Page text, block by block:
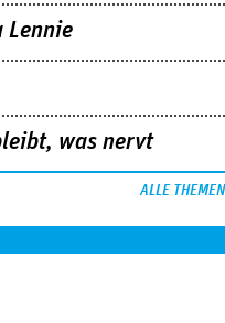
Lennie
was nervt
ALLE THEMEN